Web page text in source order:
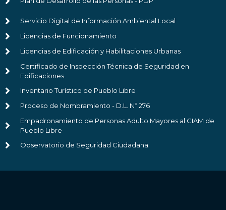
Servicio Digital de Información Ambiental Local
Licencias de Funcionamiento
Licencias de Edificación y Habilitaciones Urbanas
Certificado de Inspección Técnica de Seguridad en
Edificaciones
Inventario Turístico de Pueblo Libre
Proceso de Nombramiento - D.L. Nº 276
Empadronamiento de Personas Adulto Mayores al CIAM de
Pueblo Libre
Observatorio de Seguridad Ciudadana